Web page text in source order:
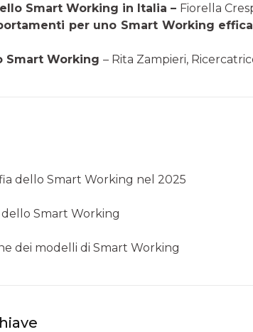
Smart Working in Italia – Fiorella
per uno Smart Working
Working – Rita Zampieri,
dello Smart Working nel 2025
Smart Working
dei modelli di Smart Working